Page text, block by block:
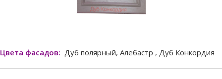
Цвета фасадов: Дуб полярный, Алебастр , Дуб Конкордия